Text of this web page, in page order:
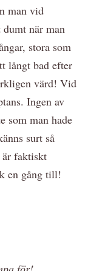
man vid
när man
stora som
långt bad efter
värd! Vid
Ingen av
som man hade
surt så
är faktiskt
en gång till!